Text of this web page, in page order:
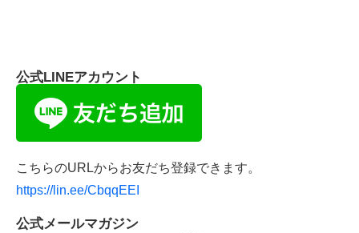
公式LINEアカウント
こちらのURLからお友だち登録できます。
https://lin.ee/CbqqEEI
公式メールマガジン